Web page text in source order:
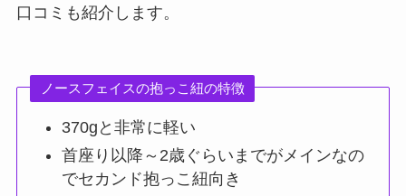
口コミも紹介します。
ノースフェイスの抱っこ紐の特徴
370gと非常に軽い
首座り以降～2歳ぐらいまでがメインなの
でセカンド抱っこ紐向き